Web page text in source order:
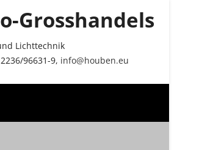
Grosshandels
Lichttechnik
96631-9, info@houben.eu